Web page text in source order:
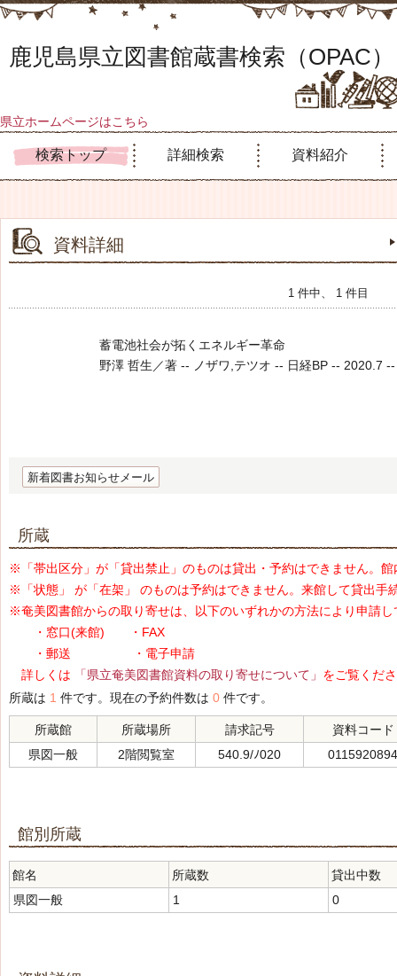
鹿児島県立図書館蔵書検索（OPAC）
県立ホームページはこちら
検索トップ 詳細検索 資料紹介
資料詳細
1 件中、 1 件目
蓄電池社会が拓くエネルギー革命
野澤 哲生／著 -- ノザワ,テツオ -- 日経BP -- 2020.7
新着図書お知らせメール
所蔵
※「帯出区分」が「貸出禁止」のものは貸出・予約はできません。
※「状態」 が「在架」 のものは予約はできません。来館して貸出手
※奄美図書館からの取り寄せは、以下のいずれかの方法により申請し
・窓口(来館) ・FAX
・郵送 ・電子申請
詳しくは
「県立奄美図書館資料の取り寄せについて」 をご覧くだ
所蔵は 1 件です。現在の予約件数は 0 件です。
所蔵館 所蔵場所 請求記号
資料コード
県図一般
2階閲覧室 540.9/ﾉ020 0115920894
館別所蔵
館名 所蔵数
貸出中数
県図一般
1 0